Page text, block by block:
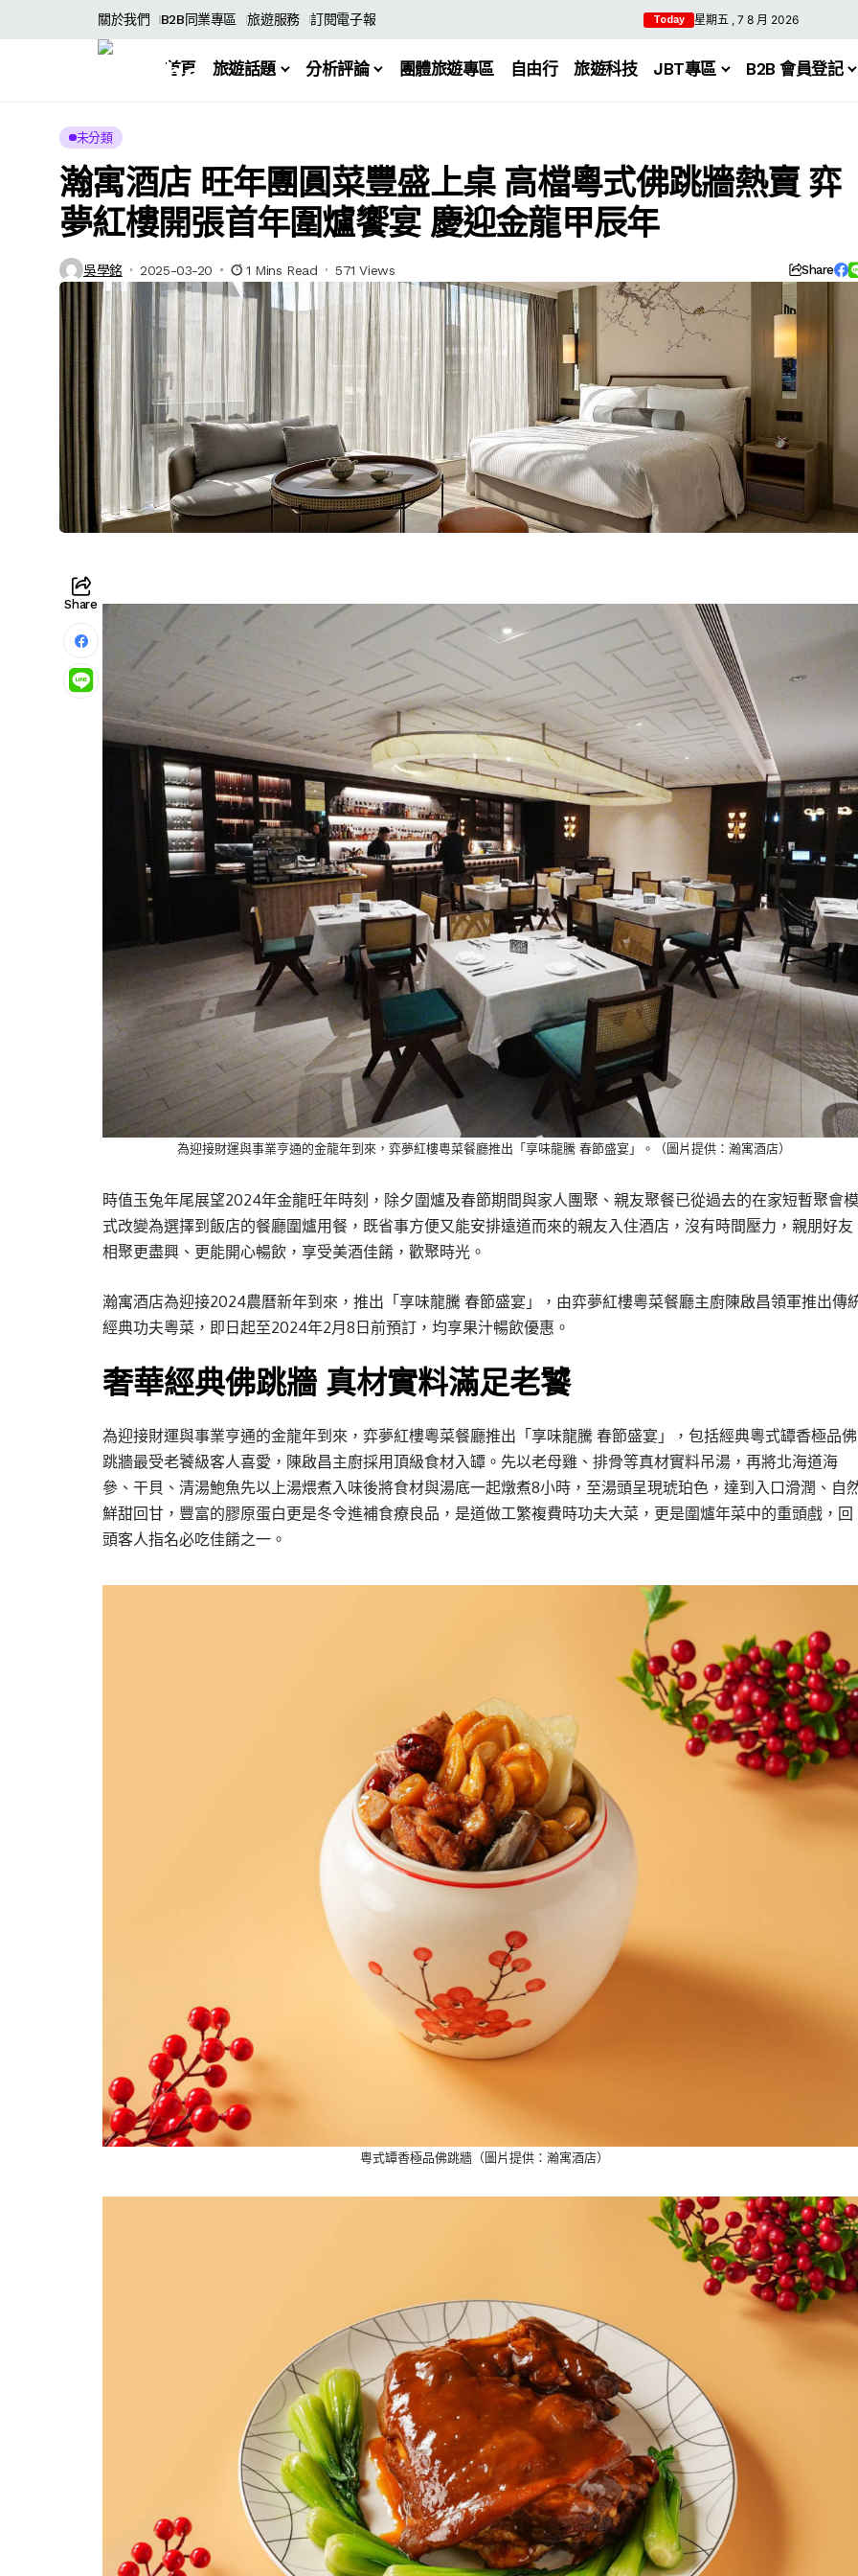
關於我們 B2B同業專區 旅遊服務 訂閱電子報 Today 星期五 , 7 8 月 2026
首頁 旅遊話題 分析評論 團體旅遊專區 自由行 旅遊科技 JBT專區 B2B 會員登記
未分類
瀚寓酒店 旺年團圓菜豐盛上桌 高檔粵式佛跳牆熱賣 弈
夢紅樓開張首年圍爐饗宴 慶迎金龍甲辰年
吳學銘 2025-03-20 1 Mins Read 571 Views Share
Share
為迎接財運與事業亨通的金龍年到來，弈夢紅樓粵菜餐廳推出「享味龍騰 春節盛宴」。（圖片提供：瀚寓酒店）
時值玉兔年尾展望2024年金龍旺年時刻，除夕圍爐及春節期間與家人團聚、親友聚餐已從過去的在家短暫聚會模
式改變為選擇到飯店的餐廳圍爐用餐，既省事方便又能安排遠道而來的親友入住酒店，沒有時間壓力，親朋好友
相聚更盡興、更能開心暢飲，享受美酒佳餚，歡聚時光。
瀚寓酒店為迎接2024農曆新年到來，推出「享味龍騰 春節盛宴」，由弈夢紅樓粵菜餐廳主廚陳啟昌領軍推出傳
經典功夫粵菜，即日起至2024年2月8日前預訂，均享果汁暢飲優惠。
奢華經典佛跳牆 真材實料滿足老饕
為迎接財運與事業亨通的金龍年到來，弈夢紅樓粵菜餐廳推出「享味龍騰 春節盛宴」，包括經典粵式罈香極品佛
跳牆最受老饕級客人喜愛，陳啟昌主廚採用頂級食材入罈。先以老母雞、排骨等真材實料吊湯，再將北海道海
參、干貝、清湯鮑魚先以上湯煨煮入味後將食材與湯底一起燉煮8小時，至湯頭呈現琥珀色，達到入口滑潤、自
鮮甜回甘，豐富的膠原蛋白更是冬令進補食療良品，是道做工繁複費時功夫大菜，更是圍爐年菜中的重頭戲，回
頭客人指名必吃佳餚之一。
粵式罈香極品佛跳牆（圖片提供：瀚寓酒店）